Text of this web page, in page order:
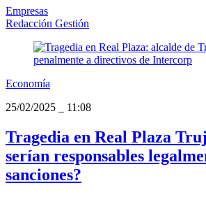
Empresas
Redacción Gestión
Economía
25/02/2025
11:08
Tragedia en Real Plaza
serían responsables
sanciones?